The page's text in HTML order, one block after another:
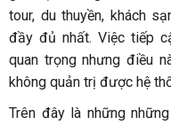
tour, du thuyền, khách
đầy đủ nhất. Việc tiếp
quan trọng nhưng điều
không quản trị được hệ
Trên đây là những